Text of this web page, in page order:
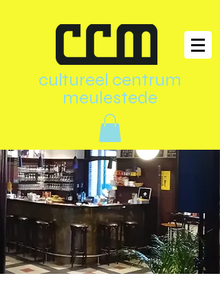
cultureel centrum
meulestede